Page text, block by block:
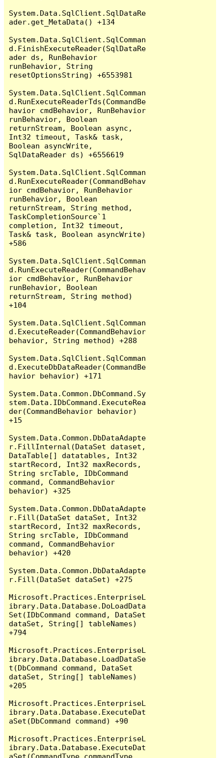
System.Data.SqlClient.SqlDataRe
ader.get_MetaData() +134
System.Data.SqlClient.SqlComman
d.FinishExecuteReader(SqlDataRe
ader ds, RunBehavior
runBehavior, String
resetOptionsString) +6553981
System.Data.SqlClient.SqlComman
d.RunExecuteReaderTds(CommandBe
havior cmdBehavior, RunBehavior
runBehavior, Boolean
returnStream, Boolean async,
Int32 timeout, Task& task,
Boolean asyncWrite,
SqlDataReader ds) +6556619
System.Data.SqlClient.SqlComman
d.RunExecuteReader(CommandBehav
ior cmdBehavior, RunBehavior
runBehavior, Boolean
returnStream, String method,
TaskCompletionSource`1
completion, Int32 timeout,
Task& task, Boolean asyncWrite)
+586
System.Data.SqlClient.SqlComman
d.RunExecuteReader(CommandBehav
ior cmdBehavior, RunBehavior
runBehavior, Boolean
returnStream, String method)
+104
System.Data.SqlClient.SqlComman
d.ExecuteReader(CommandBehavior
behavior, String method) +288
System.Data.SqlClient.SqlComman
d.ExecuteDbDataReader(CommandBe
havior behavior) +171
System.Data.Common.DbCommand.Sy
stem.Data.IDbCommand.ExecuteRea
der(CommandBehavior behavior)
+15
System.Data.Common.DbDataAdapte
r.FillInternal(DataSet dataset,
DataTable[] datatables, Int32
startRecord, Int32 maxRecords,
String srcTable, IDbCommand
command, CommandBehavior
behavior) +325
System.Data.Common.DbDataAdapte
r.Fill(DataSet dataSet, Int32
startRecord, Int32 maxRecords,
String srcTable, IDbCommand
command, CommandBehavior
behavior) +420
System.Data.Common.DbDataAdapte
r.Fill(DataSet dataSet) +275
Microsoft.Practices.EnterpriseL
ibrary.Data.Database.DoLoadData
Set(IDbCommand command, DataSet
dataSet, String[] tableNames)
+794
Microsoft.Practices.EnterpriseL
ibrary.Data.Database.LoadDataSe
t(DbCommand command, DataSet
dataSet, String[] tableNames)
+205
Microsoft.Practices.EnterpriseL
ibrary.Data.Database.ExecuteDat
aSet(DbCommand command) +90
Microsoft.Practices.EnterpriseL
ibrary.Data.Database.ExecuteDat
aSet(CommandType commandType,